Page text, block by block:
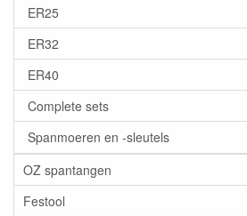
ER25
ER32
ER40
Complete sets
Spanmoeren en -sleutels
OZ spantangen
Festool